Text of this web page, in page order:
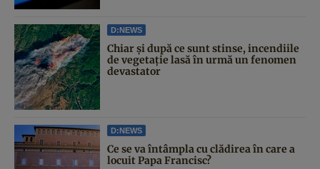
D:NEWS
Chiar și după ce sunt stinse, incendiile
de vegetație lasă în urmă un fenomen
devastator
D:NEWS
Ce se va întâmpla cu clădirea în care a
locuit Papa Francisc?